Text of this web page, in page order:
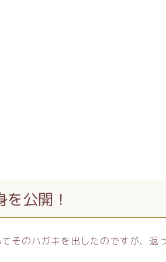
公開！
そのハガキを出したのですが、返